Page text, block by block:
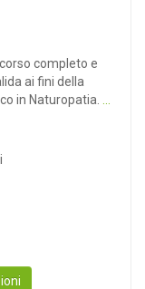
completo e
ai fini della
in Naturopatia.